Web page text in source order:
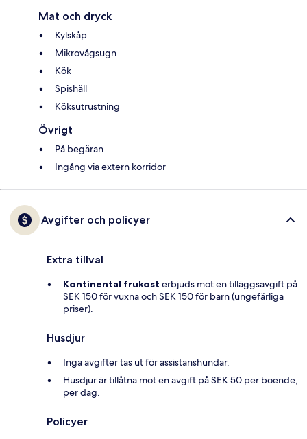
Mat och dryck
Kylskåp
Mikrovågsugn
Kök
Spishäll
Köksutrustning
Övrigt
På begäran
Ingång via extern korridor
Avgifter och policyer
Extra tillval
Kontinental frukost erbjuds mot en tilläggsavgift på
SEK 150 för vuxna och SEK 150 för barn (ungefärliga
priser).
Husdjur
Inga avgifter tas ut för assistanshundar.
Husdjur är tillåtna mot en avgift på SEK 50 per boende,
per dag.
Policyer